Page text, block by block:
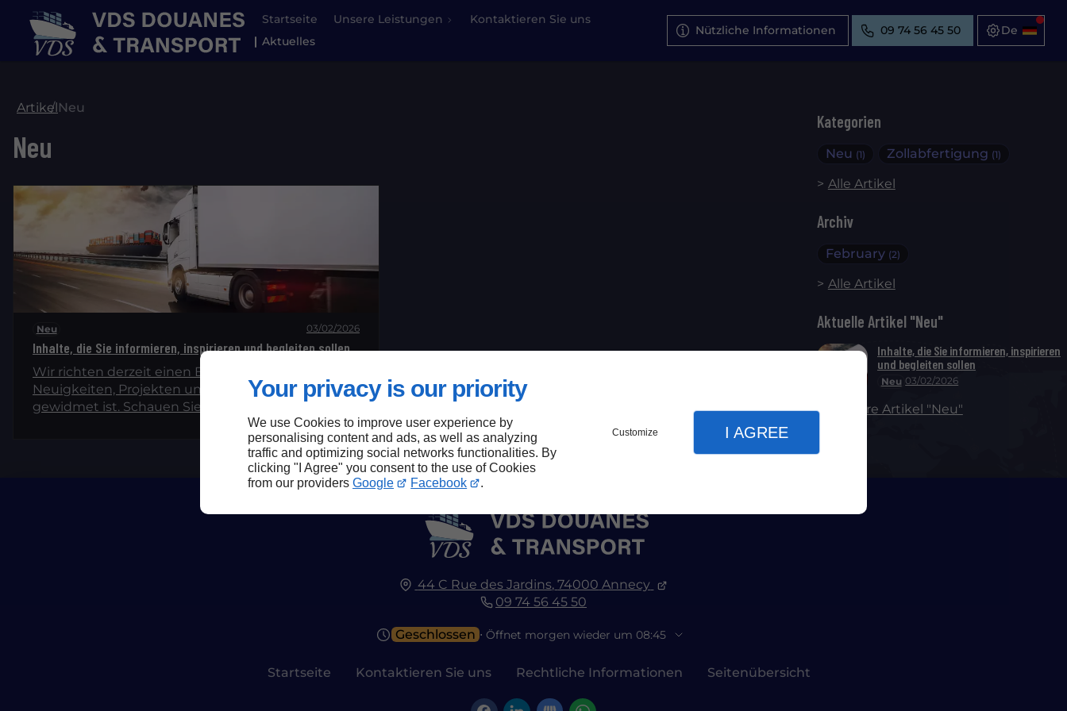
Your privacy is our priority
We use Cookies to improve user experience by
personalising content and ads, as well as analyzing
traffic and optimizing social networks functionalities. By
clicking "I Agree" you consent to the use of Cookies
from our providers Google Facebook .
Customize I AGREE
Startseite Unsere Leistungen
Kontaktieren Sie uns
Aktuelles
Nützliche Informationen 09 74 56 45 50
Kategorien
Neu (1) Zollabfertigung (1)
Alle Artikel
Archiv
February (2)
Alle Artikel
Aktuelle Artikel "Neu"
Neu 03/02/2026
Inhalte, die Sie informieren, inspirieren
und begleiten sollen
Weitere Artikel "Neu"
ArtikelNeu
Neu
Neu 03/02/2026
Inhalte, die Sie informieren, inspirieren und begleiten sollen
Wir richten derzeit einen Bereich ein, der unseren
Neuigkeiten, Projekten und Erfahrungsberichten
gewidmet ist. Schauen Sie bald wieder vorbei, um
unsere ersten Artikel zu entdecken!
44 C Rue des Jardins, 74000 Annecy
09 74 56 45 50
Geschlossen ⋅ Öffnet morgen wieder um 08:45
Startseite Kontaktieren Sie uns Rechtliche Informationen Seitenübersicht